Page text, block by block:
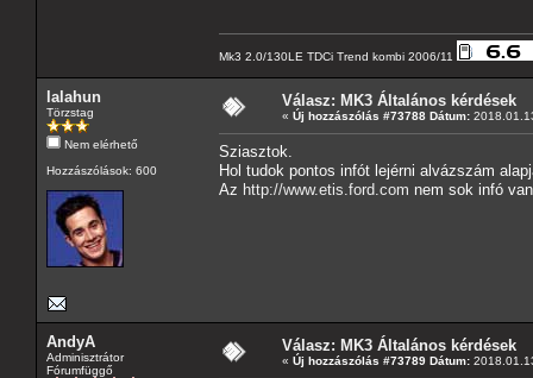
Mk3 2.0/130LE TDCi Trend kombi 2006/11
lalahun
Törzstag
Nem elérhető
Hozzászólások: 600
Válasz: MK3 Általános kérdések
« Új hozzászólás #73788 Dátum:
Sziasztok.
Hol tudok pontos infót lejérni alvázszám
Az http://www.etis.ford.com nem sok infó
AndyA
Adminisztrátor
Fórumfüggő
Válasz: MK3 Általános kérdések
« Új hozzászólás #73789 Dátum: